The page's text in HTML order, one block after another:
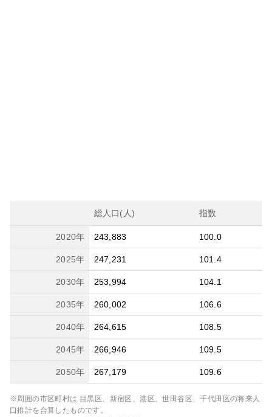
総人口(人) 指数
2020年 243,883 100.0
2025年 247,231 101.4
2030年 253,994 104.1
2035年 260,002 106.6
2040年 264,615 108.5
2045年 266,946 109.5
2050年 267,179 109.6
※周囲の市区町村は 目黒区、新宿区、港区、世田谷区、千代田区の将来人
口推計を合算したものです。